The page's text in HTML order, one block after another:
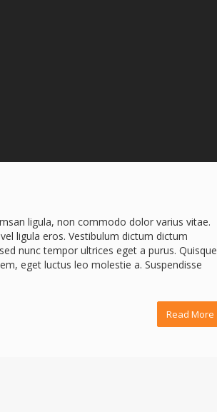
ligula, non commodo dolor varius vitae.
ligula eros. Vestibulum dictum dictum
nunc tempor ultrices eget a purus. Quisque
eget luctus leo molestie a. Suspendisse
Read More